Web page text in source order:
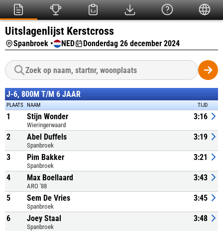
Uitslagenlijst Kerstcross
Spanbroek • NED Donderdag 26 december 2024
J-6, 800M T/M 6 JAAR
PLAATS NAAM TIJD
1 Stijn Wonder
Wieringerwaard
3:16
2 Abel Duffels
Spanbroek
3:19
3 Pim Bakker
Spanbroek
3:21
4 Max Boellaard
ARO '88
3:43
5 Sem De Vries
Spanbroek
3:45
6 Joey Staal
Spanbroek
3:48